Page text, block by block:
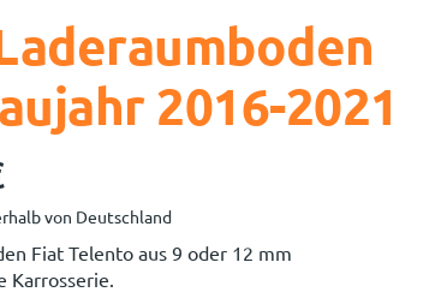
2016-2021
von Deutschland
Fiat Telento aus 9 oder 12 mm
Karrosserie.